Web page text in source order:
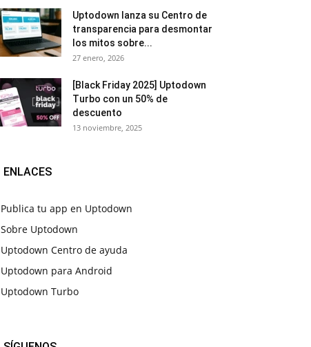
Uptodown lanza su Centro de
transparencia para desmontar
los mitos sobre...
27 enero, 2026
[Black Friday 2025] Uptodown
Turbo con un 50% de
descuento
13 noviembre, 2025
ENLACES
Publica tu app en Uptodown
Sobre Uptodown
Uptodown Centro de ayuda
Uptodown para Android
Uptodown Turbo